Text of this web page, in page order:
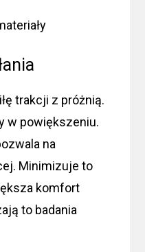
trakcji z próżnią.
w powiększeniu.
na
Minimizuje to
komfort
to badania